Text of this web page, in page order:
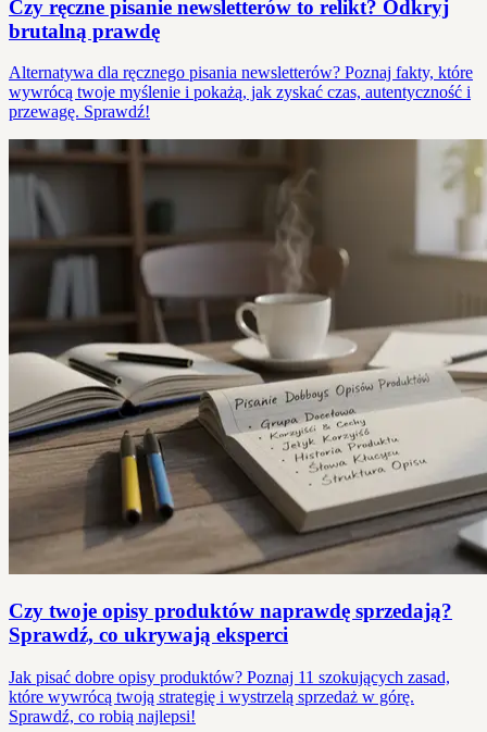
Czy ręczne pisanie newsletterów to relikt? Odkryj
brutalną prawdę
Alternatywa dla ręcznego pisania newsletterów? Poznaj fakty, które
wywrócą twoje myślenie i pokażą, jak zyskać czas, autentyczność i
przewagę. Sprawdź!
Czy twoje opisy produktów naprawdę sprzedają?
Sprawdź, co ukrywają eksperci
Jak pisać dobre opisy produktów? Poznaj 11 szokujących zasad,
które wywrócą twoją strategię i wystrzelą sprzedaż w górę.
Sprawdź, co robią najlepsi!